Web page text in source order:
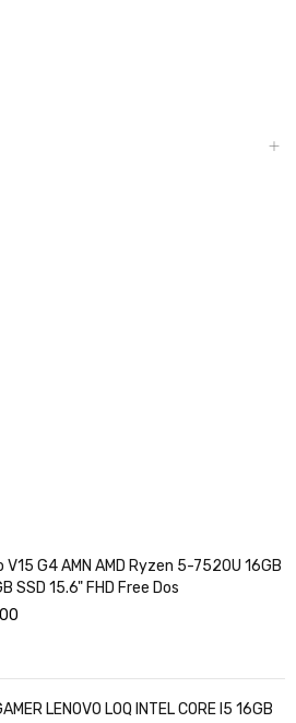
V15 G4 AMN AMD Ryzen 5-7520U 16GB
SSD 15.6" FHD Free Dos
LENOVO LOQ INTEL CORE I5 16GB